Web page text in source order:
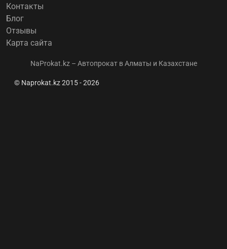
Контакты
Блог
Отзывы
Карта сайта
NaProkat.kz – Автопрокат в Алматы и Казахстане
© Naprokat.kz 2015 - 2026